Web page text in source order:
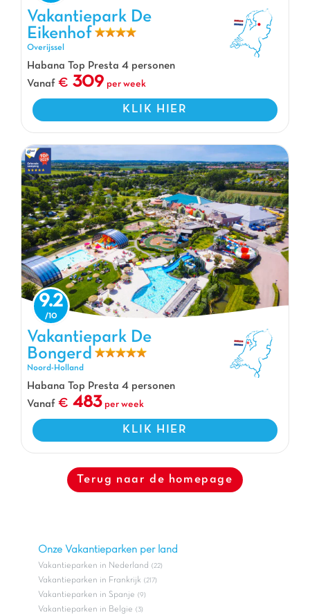
Vakantiepark De Eikenhof, Vakantiepark Overijssel
Vakantiepark De
Eikenhof
Overijssel
Habana Top Presta 4 personen
Vanaf
309 per week
KLIK HIER
Vakantiepark De Bongerd, Vakantiepark Noord-Holland
9.2
Vakantiepark De
Bongerd
Noord-Holland
Habana Top Presta 4 personen
Vanaf
483 per week
KLIK HIER
Terug naar de homepage
Onze Vakantieparken per land
Vakantieparken in Nederland (22)
Vakantieparken in Frankrijk (217)
Vakantieparken in Spanje (9)
Vakantieparken in Belgie (3)